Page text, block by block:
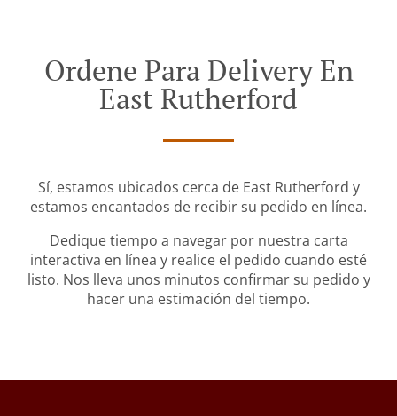
Ordene Para Delivery En
East Rutherford
Sí, estamos ubicados cerca de East Rutherford y
estamos encantados de recibir su pedido en línea.
Dedique tiempo a navegar por nuestra carta
interactiva en línea y realice el pedido cuando esté
listo. Nos lleva unos minutos confirmar su pedido y
hacer una estimación del tiempo.